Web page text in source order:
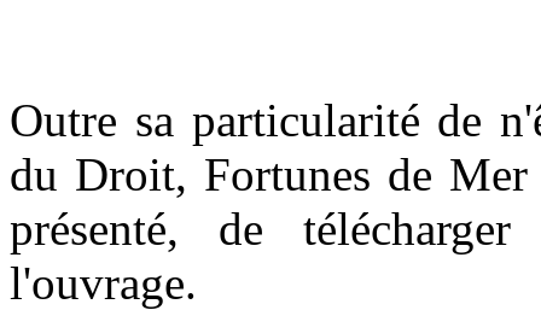
Outre sa particularité de
du Droit, Fortunes de
présenté, de
l'ouvrage.